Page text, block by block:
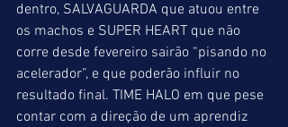
dentro, SALVAGUARDA que atuou entre
os machos e SUPER HEART que não
corre desde fevereiro sairão “pisando no
acelerador”, e que poderão influir no
resultado final. TIME HALO em que pese
contar com a direção de um aprendiz